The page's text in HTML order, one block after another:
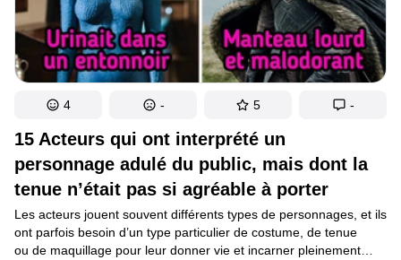
15 Acteurs qui ont interprété un
personnage adulé du public, mais dont la
tenue n’était pas si agréable à porter
Les acteurs jouent souvent différents types de personnages, et ils
ont parfois besoin d’un type particulier de costume, de tenue
ou de maquillage pour leur donner vie et incarner pleinement
4 - 5 -